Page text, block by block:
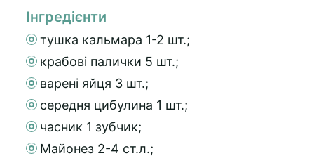
Інгредієнти
тушка кальмара 1-2 шт.;
крабові палички 5 шт.;
варені яйця 3 шт.;
середня цибулина 1 шт.;
часник 1 зубчик;
Майонез 2-4 ст.л.;